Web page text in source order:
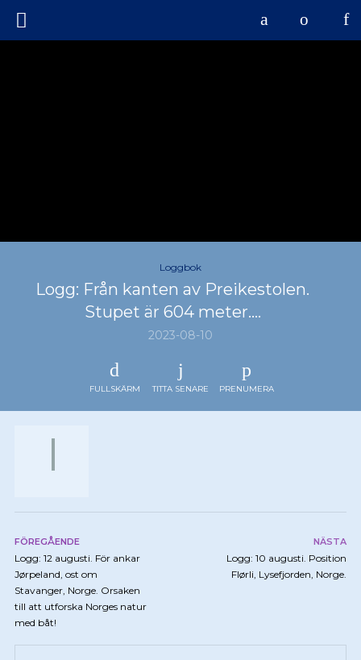
Loggbok
Logg: Från kanten av Preikestolen.
Stupet är 604 meter….
2023-08-10
FULLSKÄRM TITTA SENARE PRENUMERA
FÖREGÅENDE
Logg: 12 augusti. För ankar
Jørpeland, ost om
Stavanger, Norge. Orsaken
till att utforska Norges natur
med båt!
NÄSTA
Logg: 10 augusti. Position
Flørli, Lysefjorden, Norge.